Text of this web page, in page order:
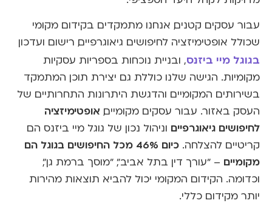
עבור עסקים קטנים, אנחנו מתמקדים בקידום מקומי
שכולל אופטימיזציה לחיפושים גיאוגרפיים, רישום ועדכון
בגוגל מיי ביזנס, ובניית נוכחות בספריות עסקיות
מקומיות. הגישה שלנו כוללת גם יצירת תוכן המתמקד
בשירותים המקומיים והדגשת היתרונות התחרותיים של
העסק באזור. עבור עסקים מקומיים, אופטימיזציה
לחיפושים גיאוגרפיים וניהול נכון של גוגל מיי ביזנס הם
קריטיים להצלחה.
כיום 46% מכל החיפושים בגוגל הם
מקומיים – "עורך דין בתל אביב", "מוסך ברמת גן",
וכדומה. הקידום המקומי יכול להביא תוצאות מהירות
יותר מקידום כללי.